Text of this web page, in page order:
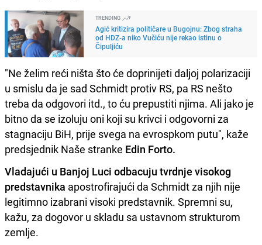
TRENDING
Agić kritizira političare u Bugojnu: Zbog straha
od HDZ-a niko Vučiću nije rekao istinu o
Čipuljiću
"Ne želim reći ništa što će doprinijeti daljoj polarizaciji
u smislu da je sad Schmidt protiv RS, pa RS nešto
treba da odgovori itd., to ću prepustiti njima. Ali jako je
bitno da se izoluju oni koji su krivci i odgovorni za
stagnaciju BiH, prije svega na evrospkom putu", kaže
predsjednik Naše stranke Edin Forto.
Vladajući u Banjoj Luci odbacuju tvrdnje visokog
predstavnika apostrofirajući da Schmidt za njih nije
legitimno izabrani visoki predstavnik. Spremni su,
kažu, za dogovor u skladu sa ustavnom strukturom
zemlje.